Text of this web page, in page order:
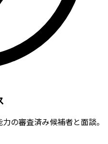
の審査済み候補者と面談。